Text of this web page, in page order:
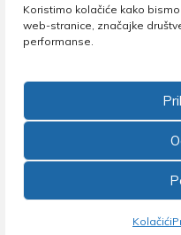
Koristimo kolačiće kako
web-stranice, značajke
performanse.
Kolačići
obrazovanja
•Facebook: NSZVO
©2026 Nezavisni